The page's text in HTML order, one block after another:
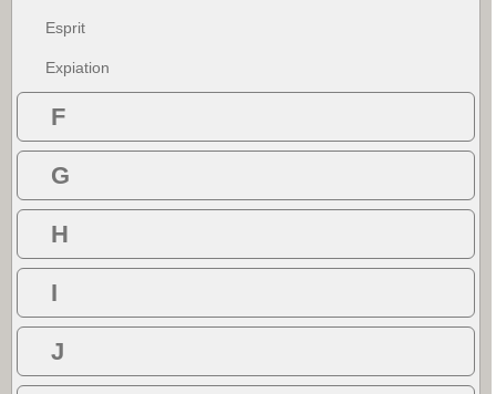
Esprit
Expiation
F
G
H
I
J